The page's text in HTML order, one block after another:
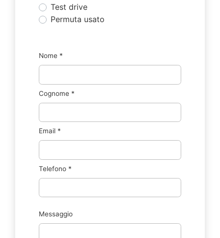
Test drive
Permuta usato
Nome *
Cognome *
Email *
Telefono *
Messaggio